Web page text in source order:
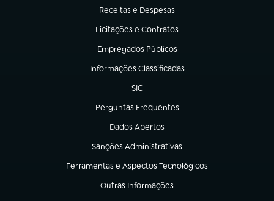
Receitas e Despesas
(abre em nova aba)
Licitações e Contratos
(abre em nova aba)
Empregados Públicos
(abre em nova aba)
Informações Classificadas
(abre em nova aba)
SIC
(abre em nova aba)
Perguntas Frequentes
(abre em nova aba)
Dados Abertos
(abre em nova aba)
Sanções Administrativas
(abre em nova aba)
Ferramentas e Aspectos Tecnológicos
(abre em nova aba)
Outras Informações
(abre em nova aba)